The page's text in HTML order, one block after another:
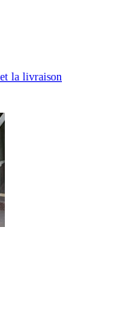
la livraison